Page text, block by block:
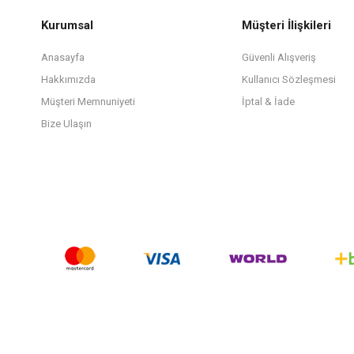
Kurumsal
Anasayfa
Hakkımızda
Müşteri Memnuniyeti
Bize Ulaşın
Müşteri İlişkileri
Güvenli Alışveriş
Kullanıcı Sözleşmesi
İptal & İade